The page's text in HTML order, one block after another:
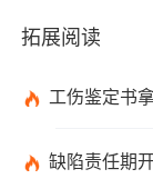
拓展阅读
工伤鉴定书拿到下步该怎
缺陷责任期开始起算日期是